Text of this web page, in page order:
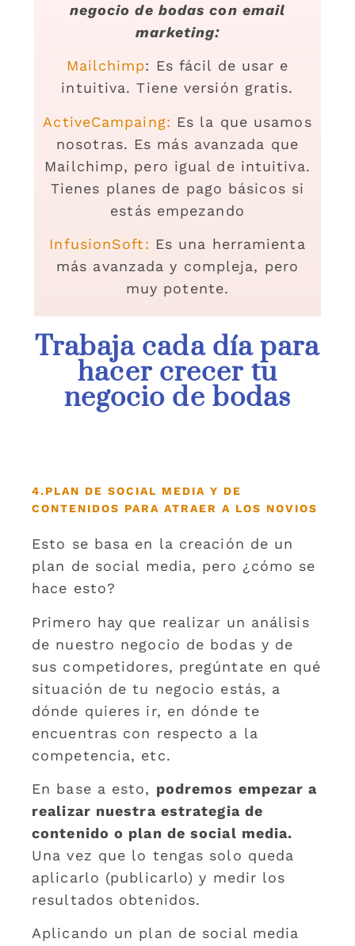
negocio de bodas con email
marketing:
Mailchimp: Es fácil de usar e
intuitiva. Tiene versión gratis.
ActiveCampaing: Es la que usamos
nosotras. Es más avanzada que
Mailchimp, pero igual de intuitiva.
Tienes planes de pago básicos si
estás empezando
InfusionSoft: Es una herramienta
más avanzada y compleja, pero
muy potente.
Trabaja cada día para
hacer crecer tu
negocio de bodas
4.PLAN DE SOCIAL MEDIA Y DE
CONTENIDOS PARA ATRAER A LOS NOVIOS
Esto se basa en la creación de un
plan de social media, pero ¿cómo se
hace esto?
Primero hay que realizar un análisis
de nuestro negocio de bodas y de
sus competidores, pregúntate en qué
situación de tu negocio estás, a
dónde quieres ir, en dónde te
encuentras con respecto a la
competencia, etc.
En base a esto, podremos empezar a
realizar nuestra estrategia de
contenido o plan de social media.
Una vez que lo tengas solo queda
aplicarlo (publicarlo) y medir los
resultados obtenidos.
Aplicando un plan de social media